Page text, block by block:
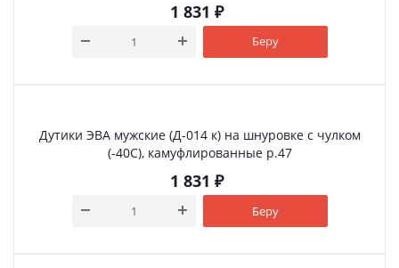
1 831 ₽
Беру
Дутики ЭВА мужские (Д-014 к) на шнуровке с чулком
(-40С), камуфлированные р.47
1 831 ₽
Беру